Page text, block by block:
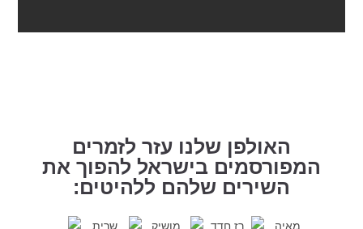
האולפן שלנו עזר לזמרים
המפורסמים בישראל להפוך את
השירים שלהם ללהיטים: